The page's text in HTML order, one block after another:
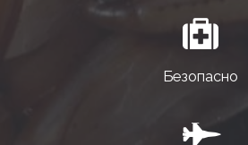
Безопасно